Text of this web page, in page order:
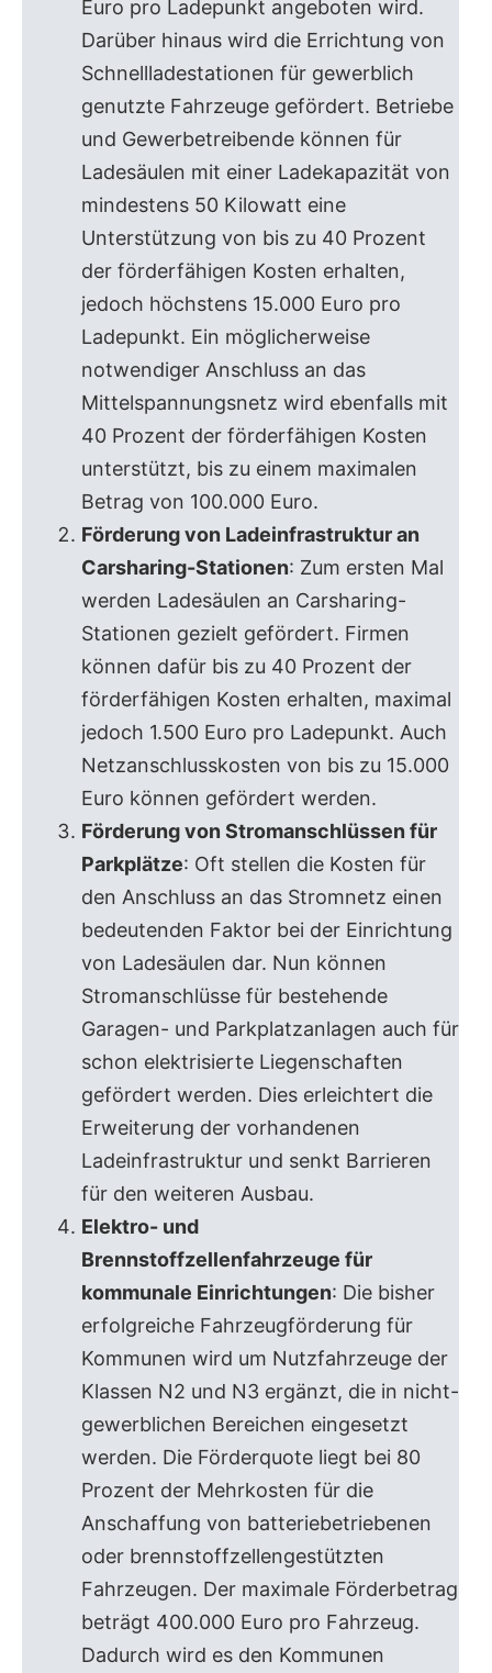
Euro pro Ladepunkt angeboten wird.
Darüber hinaus wird die Errichtung von
Schnellladestationen für gewerblich
genutzte Fahrzeuge gefördert. Betriebe
und Gewerbetreibende können für
Ladesäulen mit einer Ladekapazität von
mindestens 50 Kilowatt eine
Unterstützung von bis zu 40 Prozent
der förderfähigen Kosten erhalten,
jedoch höchstens 15.000 Euro pro
Ladepunkt. Ein möglicherweise
notwendiger Anschluss an das
Mittelspannungsnetz wird ebenfalls mit
40 Prozent der förderfähigen Kosten
unterstützt, bis zu einem maximalen
Betrag von 100.000 Euro.
Förderung von Ladeinfrastruktur an
Carsharing-Stationen: Zum ersten Mal
werden Ladesäulen an Carsharing-
Stationen gezielt gefördert. Firmen
können dafür bis zu 40 Prozent der
förderfähigen Kosten erhalten, maximal
jedoch 1.500 Euro pro Ladepunkt. Auch
Netzanschlusskosten von bis zu 15.000
Euro können gefördert werden.
Förderung von Stromanschlüssen für
Parkplätze: Oft stellen die Kosten für
den Anschluss an das Stromnetz einen
bedeutenden Faktor bei der Einrichtung
von Ladesäulen dar. Nun können
Stromanschlüsse für bestehende
Garagen- und Parkplatzanlagen auch für
schon elektrisierte Liegenschaften
gefördert werden. Dies erleichtert die
Erweiterung der vorhandenen
Ladeinfrastruktur und senkt Barrieren
für den weiteren Ausbau.
Elektro- und
Brennstoffzellenfahrzeuge für
kommunale Einrichtungen: Die bisher
erfolgreiche Fahrzeugförderung für
Kommunen wird um Nutzfahrzeuge der
Klassen N2 und N3 ergänzt, die in nicht-
gewerblichen Bereichen eingesetzt
werden. Die Förderquote liegt bei 80
Prozent der Mehrkosten für die
Anschaffung von batteriebetriebenen
oder brennstoffzellengestützten
Fahrzeugen. Der maximale Förderbetrag
beträgt 400.000 Euro pro Fahrzeug.
Dadurch wird es den Kommunen